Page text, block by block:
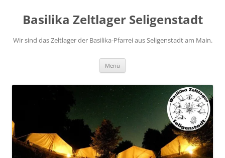
springen
Basilika Zeltlager Seligenstadt
Wir sind das Zeltlager der Basilika-Pfarrei aus Seligenstadt am Main.
Menü